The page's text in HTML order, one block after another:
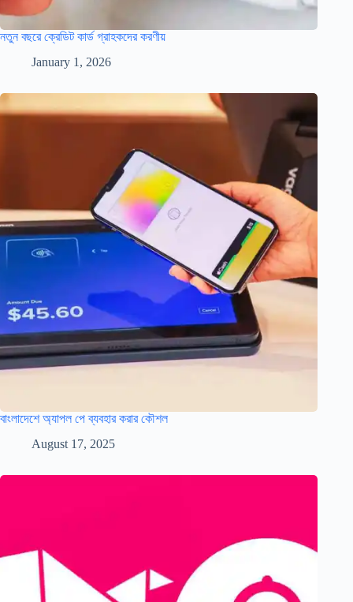
নতুন বছরে ক্রেডিট কার্ড গ্রাহকদের করণীয়
January 1, 2026
বাংলাদেশে অ্যাপল পে ব্যবহার করার কৌশল
August 17, 2025